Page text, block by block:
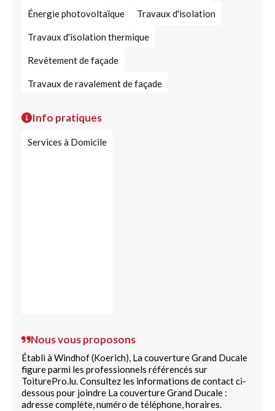
Énergie photovoltaïque Travaux d'isolation
Travaux d'isolation thermique
Revêtement de façade
Travaux de ravalement de façade
Info pratiques
Services à Domicile
Nous vous proposons
Établi à Windhof (Koerich), La couverture Grand Ducale
figure parmi les professionnels référencés sur
ToiturePro.lu. Consultez les informations de contact ci-
dessous pour joindre La couverture Grand Ducale :
adresse complète, numéro de téléphone, horaires.